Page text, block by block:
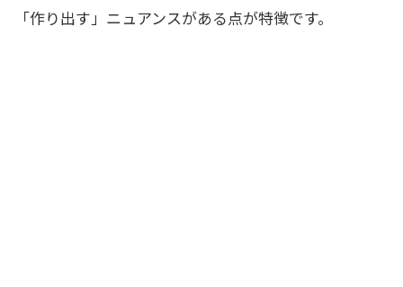
「作り出す」ニュアンスがある点が特徴です。